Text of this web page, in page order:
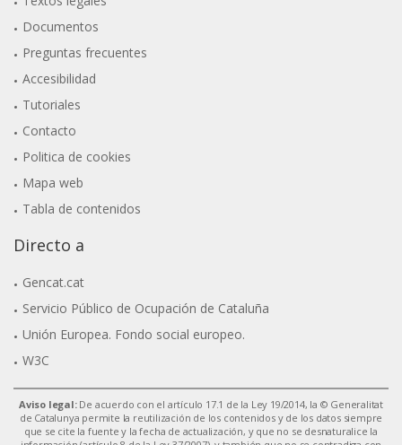
Documentos
Preguntas frecuentes
Accesibilidad
Tutoriales
Contacto
Politica de cookies
Mapa web
Tabla de contenidos
Directo a
Gencat.cat
Servicio Público de Ocupación de Cataluña
Unión Europea. Fondo social europeo.
W3C
Aviso legal:De acuerdo con el artículo 17.1 de la Ley 19/2014, la © Generalitat
de Catalunya permite la reutilización de los contenidos y de los datos siempre
que se cite la fuente y la fecha de actualización, y que no se desnaturalice la